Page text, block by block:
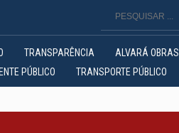
TRANSPARÊNCIA ALVARÁ OBRAS
PÚBLICO TRANSPORTE PÚBLICO